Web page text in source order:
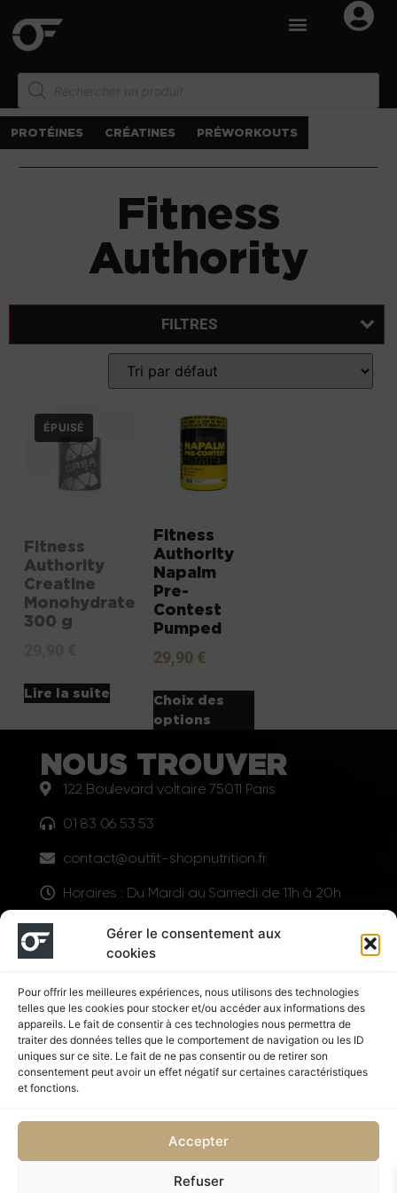
Gérer le consentement aux
cookies
Pour offrir les meilleures expériences, nous utilisons des technologies
telles que les cookies pour stocker et/ou accéder aux informations des
appareils. Le fait de consentir à ces technologies nous permettra de
traiter des données telles que le comportement de navigation ou les ID
uniques sur ce site. Le fait de ne pas consentir ou de retirer son
consentement peut avoir un effet négatif sur certaines caractéristiques
et fonctions.
Accepter
Refuser
PROTÉINES CRÉATINES PRÉWORKOUTS
Fitness
Authority
FILTRES
Fitness
Authority
Creatine
Monohydrate
300 g
Lire la suite
Fitness
Authority
Napalm
Pre-
Contest
Pumped
29,90 €
Choix des
options
NOUS TROUVER
122 Boulevard voltaire 75011 Paris
01 83 06 53 53
contact@outfit-shopnutrition.fr
Horaires : Du Mardi au Samedi de 11h à 20h
LIENS UTILES